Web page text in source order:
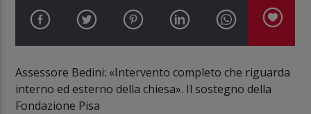
Assessore Bedini: «Intervento completo che riguarda
interno ed esterno della chiesa». Il sostegno della
Fondazione Pisa